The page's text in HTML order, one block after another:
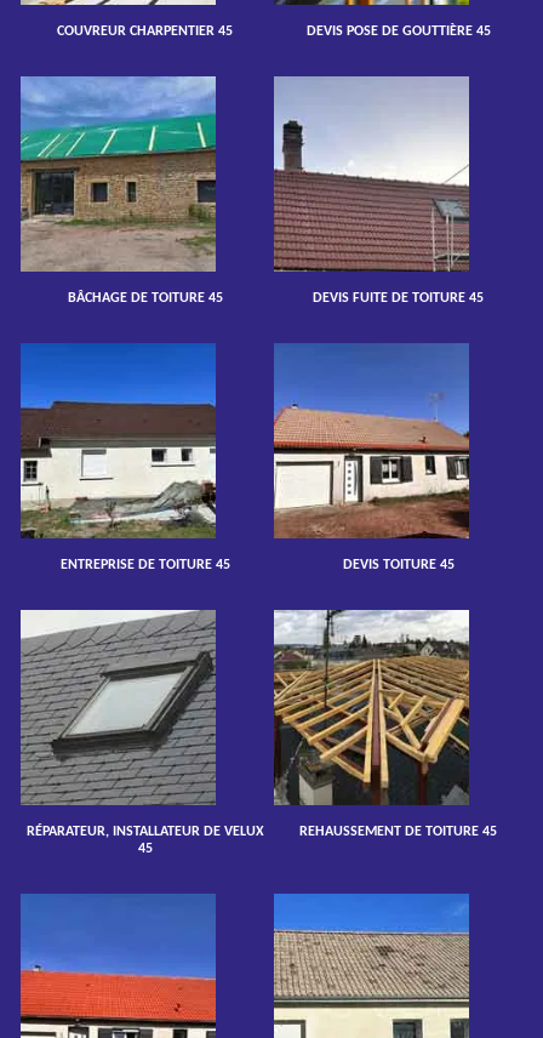
COUVREUR CHARPENTIER 45 DEVIS POSE DE GOUTTIÈRE 45
BÂCHAGE DE TOITURE 45 DEVIS FUITE DE TOITURE 45
ENTREPRISE DE TOITURE 45 DEVIS TOITURE 45
RÉPARATEUR, INSTALLATEUR DE VELUX
45
REHAUSSEMENT DE TOITURE 45